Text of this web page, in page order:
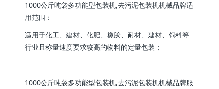
1000公斤吨袋多功能型包装机,去污泥包装机机械品牌适
用范围：
适用于化工、建材、化肥、橡胶、耐材、建材、饲料等
行业且称量速度要求较高的物料的定量包装；
1000公斤吨袋多功能型包装机,去污泥包装机机械品牌服